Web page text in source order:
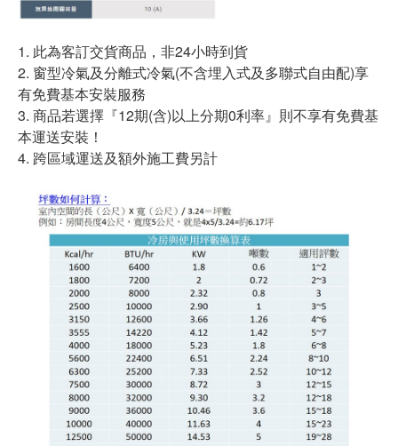
1. 此為客訂交貨商品，非24小時到貨
2. 窗型冷氣及分離式冷氣(不含埋入式及多聯式自由配)享
有免費基本安裝服務
3. 商品若選擇『12期(含)以上分期0利率』則不享有免費基
本運送安裝！
4. 跨區域運送及額外施工費另計